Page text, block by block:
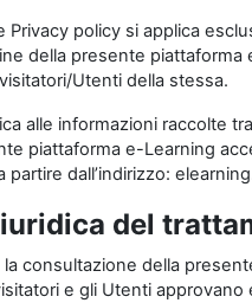
Privacy policy si applica
della presente piattaforma
Utenti della stessa.
alle informazioni raccolte
piattaforma e-Learning
partire dall’indirizzo:
del
la consultazione della
e gli Utenti approvano